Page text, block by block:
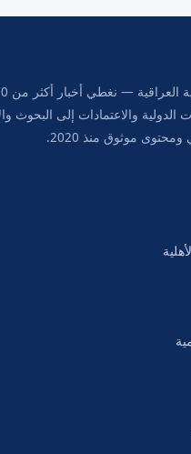
الدولية والاعتمادات إلى البحوث
موثوق منذ 2020.